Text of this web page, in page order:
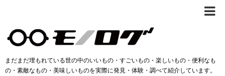
まだまだ埋もれている世の中のいいもの・すごいもの・楽しいもの・便利なも
の・素敵なもの・美味しいものを実際に発見・体験・調べて紹介しています。